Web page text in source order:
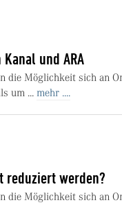
und ARA
die Möglichkeit sich an
um ... mehr ....
reduziert werden?
die Möglichkeit sich an